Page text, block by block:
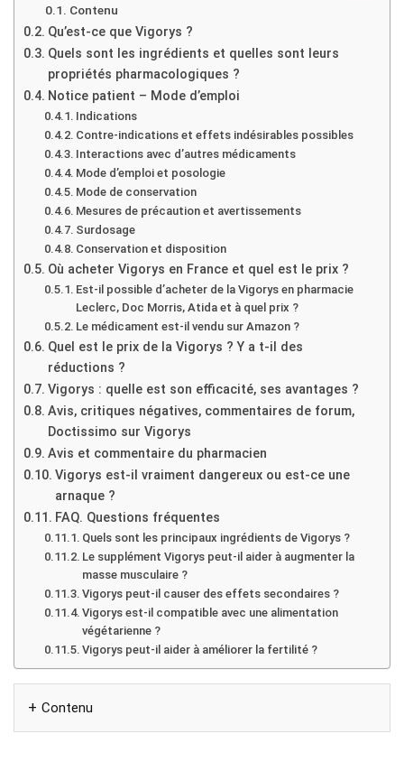
Contenu
Qu’est-ce que Vigorys ?
Quels sont les ingrédients et quelles sont leurs
propriétés pharmacologiques ?
Notice patient – Mode d’emploi
Indications
Contre-indications et effets indésirables possibles
Interactions avec d’autres médicaments
Mode d’emploi et posologie
Mode de conservation
Mesures de précaution et avertissements
Surdosage
Conservation et disposition
Où acheter Vigorys en France et quel est le prix ?
Est-il possible d’acheter de la Vigorys en pharmacie
Leclerc, Doc Morris, Atida et à quel prix ?
Le médicament est-il vendu sur Amazon ?
Quel est le prix de la Vigorys ? Y a t-il des
réductions ?
Vigorys : quelle est son efficacité, ses avantages ?
Avis, critiques négatives, commentaires de forum,
Doctissimo sur Vigorys
Avis et commentaire du pharmacien
Vigorys est-il vraiment dangereux ou est-ce une
arnaque ?
FAQ. Questions fréquentes
Quels sont les principaux ingrédients de Vigorys ?
Le supplément Vigorys peut-il aider à augmenter la
masse musculaire ?
Vigorys peut-il causer des effets secondaires ?
Vigorys est-il compatible avec une alimentation
végétarienne ?
Vigorys peut-il aider à améliorer la fertilité ?
Contenu